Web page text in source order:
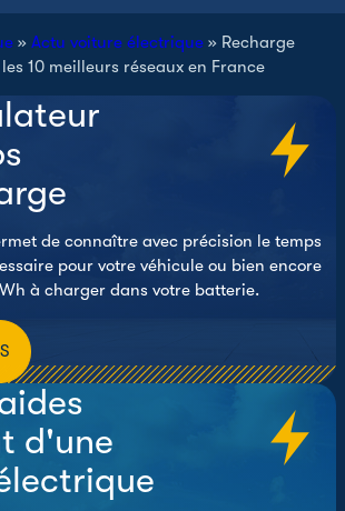
» Actu voiture électrique » Recharge
10 meilleurs réseaux en France
de connaître avec précision le temps
pour votre véhicule ou bien encore
à charger dans votre batterie.
d'une